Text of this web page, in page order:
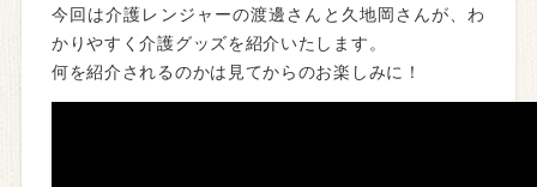
今回は介護レンジャーの渡邊さんと久地岡さんが、わ
かりやすく介護グッズを紹介いたします。
何を紹介されるのかは見てからのお楽しみに！